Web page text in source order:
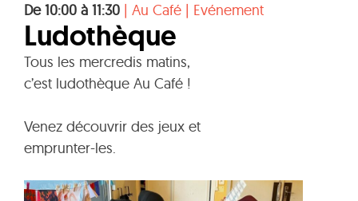
De 10:00 à 11:30 | Au Café | Evénement
Ludothèque
Tous les mercredis matins,
c’est ludothèque Au Café !
Venez découvrir des jeux et
emprunter-les.